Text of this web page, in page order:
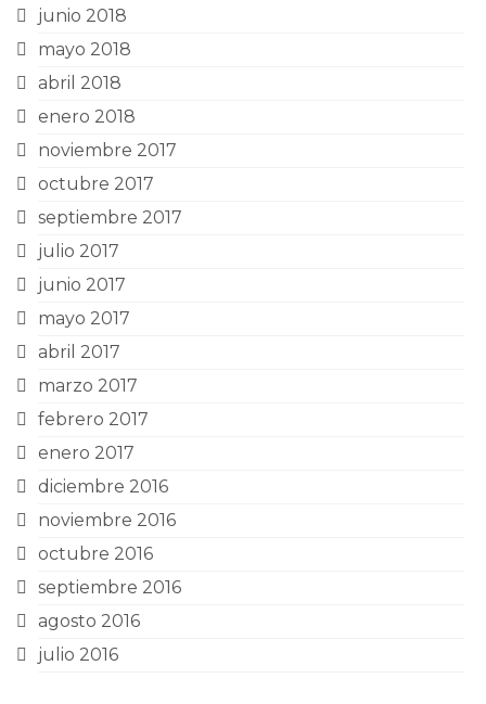
junio 2018
mayo 2018
abril 2018
enero 2018
noviembre 2017
octubre 2017
septiembre 2017
julio 2017
junio 2017
mayo 2017
abril 2017
marzo 2017
febrero 2017
enero 2017
diciembre 2016
noviembre 2016
octubre 2016
septiembre 2016
agosto 2016
julio 2016